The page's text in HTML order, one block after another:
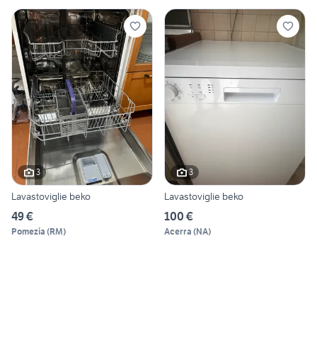
3
Lavastoviglie beko
49 €
Pomezia (RM)
3
Lavastoviglie beko
100 €
Acerra (NA)